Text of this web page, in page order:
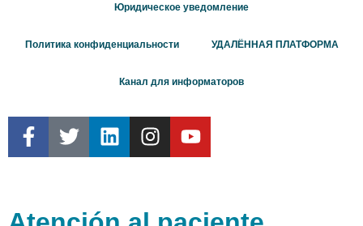
Юридическое уведомление
Политика конфиденциальности УДАЛЁННАЯ ПЛАТФОРМА
Канал для информаторов